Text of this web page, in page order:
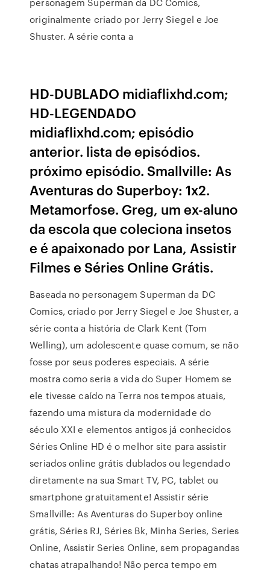
originalmente criado por Jerry Siegel e Joe
Shuster. A série conta a
HD-DUBLADO midiaflixhd.com;
HD-LEGENDADO
midiaflixhd.com; episódio
anterior. lista de episódios.
próximo episódio. Smallville: As
Aventuras do Superboy: 1x2.
Metamorfose. Greg, um ex-aluno
da escola que coleciona insetos
e é apaixonado por Lana, Assistir
Filmes e Séries Online Grátis.
Baseada no personagem Superman da DC
Comics, criado por Jerry Siegel e Joe Shuster, a
série conta a história de Clark Kent (Tom
Welling), um adolescente quase comum, se não
fosse por seus poderes especiais. A série
mostra como seria a vida do Super Homem se
ele tivesse caído na Terra nos tempos atuais,
fazendo uma mistura da modernidade do
século XXI e elementos antigos já conhecidos
Séries Online HD é o melhor site para assistir
seriados online grátis dublados ou legendado
diretamente na sua Smart TV, PC, tablet ou
smartphone gratuitamente! Assistir série
Smallville: As Aventuras do Superboy online
grátis, Séries RJ, Séries Bk, Minha Series, Series
Online, Assistir Series Online, sem propagandas
chatas atrapalhando! Não perca tempo em